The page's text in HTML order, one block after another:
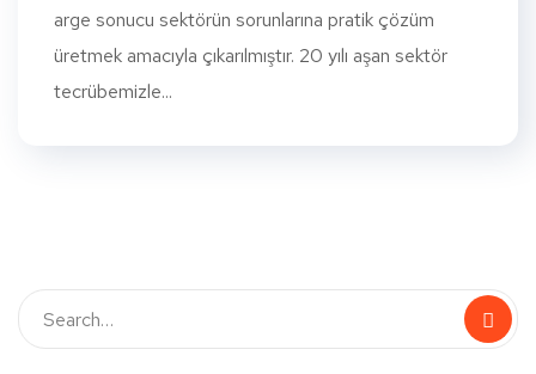
arge sonucu sektörün sorunlarına pratik çözüm
üretmek amacıyla çıkarılmıştır. 20 yılı aşan sektör
tecrübemizle...